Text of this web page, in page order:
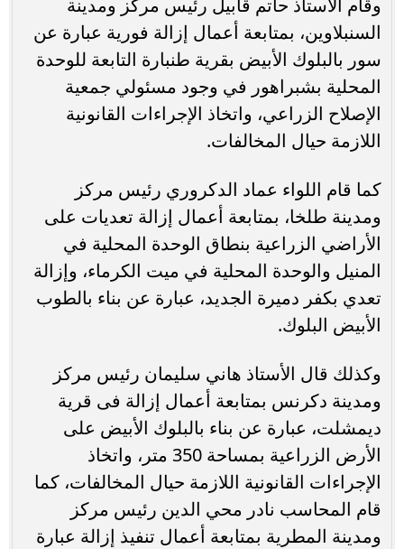
السنبلاوين، بمتابعة أعمال إزالة فورية عبارة عن
سور بالبلوك الأبيض بقرية طنبارة التابعة للوحدة
المحلية بشبراهور في وجود مسئولي جمعية
الإصلاح الزراعي، واتخاذ الإجراءات القانونية
اللازمة حيال المخالفات.
كما قام اللواء عماد الدكروري رئيس مركز
ومدينة طلخا، بمتابعة أعمال إزالة تعديات على
الأراضي الزراعية بنطاق الوحدة المحلية في
المنيل والوحدة المحلية في ميت الكرماء، وإزالة
تعدي بكفر دميرة الجديد، عبارة عن بناء بالطوب
الأبيض البلوك.
وكذلك قال الأستاذ هاني سليمان رئيس مركز
ومدينة دكرنس بمتابعة أعمال إزالة فى قرية
ديمشلت، عبارة عن بناء بالبلوك الأبيض على
الأرض الزراعية بمساحة 350 متر، واتخاذ
الإجراءات القانونية اللازمة حيال المخالفات، كما
قام المحاسب نادر محي الدين رئيس مركز
ومدينة المطرية بمتابعة أعمال تنفيذ إزالة عبارة